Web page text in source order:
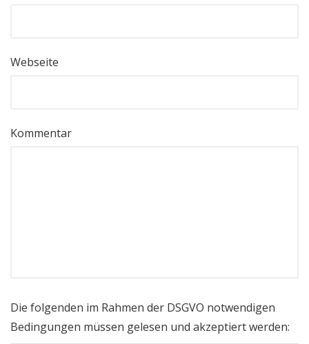
Webseite
Kommentar
Die folgenden im Rahmen der DSGVO notwendigen
Bedingungen müssen gelesen und akzeptiert werden: